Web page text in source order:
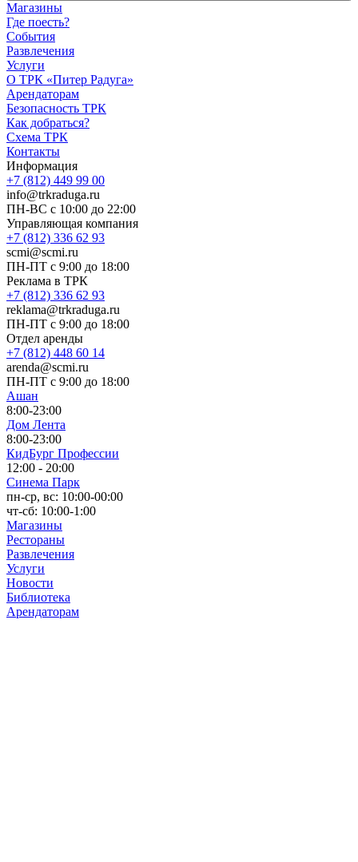
Магазины
Где поесть?
События
Развлечения
Услуги
О ТРК «Питер Радуга»
Арендаторам
Безопасность ТРК
Как добраться?
Схема ТРК
Контакты
Информация
+7 (812) 449 99 00
info@trkraduga.ru
ПН-ВС с 10:00 до 22:00
Управляющая компания
+7 (812) 336 62 93
scmi@scmi.ru
ПН-ПТ с 9:00 до 18:00
Реклама в ТРК
+7 (812) 336 62 93
reklama@trkraduga.ru
ПН-ПТ с 9:00 до 18:00
Отдел аренды
+7 (812) 448 60 14
arenda@scmi.ru
ПН-ПТ с 9:00 до 18:00
Ашан
8:00-23:00
Дом Лента
8:00-23:00
КидБург Профессии
12:00 - 20:00
Синема Парк
пн-ср, вс: 10:00-00:00
чт-сб: 10:00-1:00
Магазины
Рестораны
Развлечения
Услуги
Новости
Библиотека
Арендаторам